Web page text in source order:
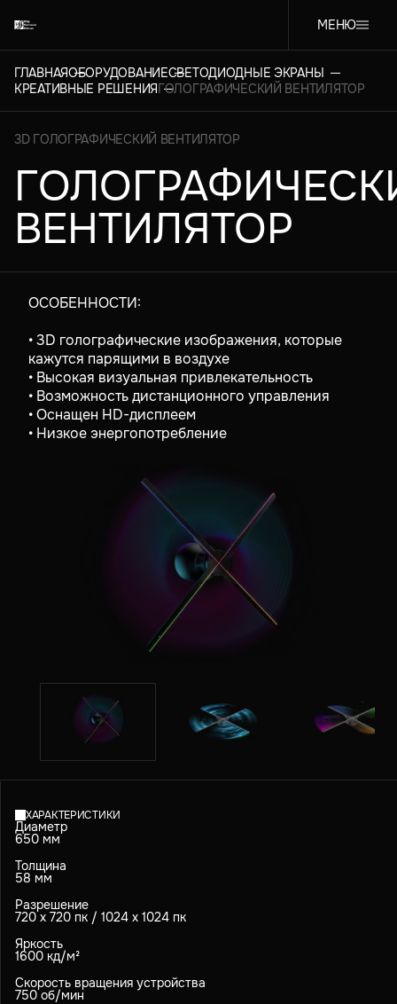
МЕНЮ
ГЛАВНАЯОБОРУДОВАНИЕСВЕТОДИОДНЫЕ ЭКРАНЫ
КРЕАТИВНЫЕ РЕШЕНИЯГОЛОГРАФИЧЕСКИЙ ВЕНТИЛЯТОР
ВЕНТИЛЯТОР
3D ГОЛОГРАФИЧЕСКИЙ ВЕНТИЛЯТОР
ОСОБЕННОСТИ:
• 3D голографические изображения, которые
кажутся парящими в воздухе
• Высокая визуальная привлекательность
• Возможность дистанционного управления
• Оснащен HD-дисплеем
• Низкое энергопотребление
ХАРАКТЕРИСТИКИ
Диаметр
650 мм
Толщина
58 мм
Разрешение
720 х 720 пк / 1024 х 1024 пк
Яркость
1600 кд/м²
Скорость вращения устройства
750 об/мин